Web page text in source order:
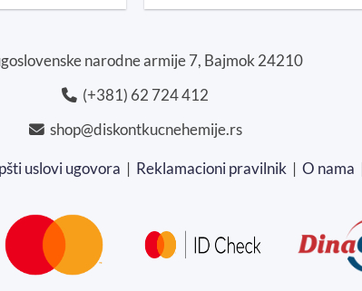
narodne armije 7, Bajmok 24210
(+381) 62 724 412
shop@diskontkucnehemije.rs
uslovi ugovora | Reklamacioni pravilnik | O nama